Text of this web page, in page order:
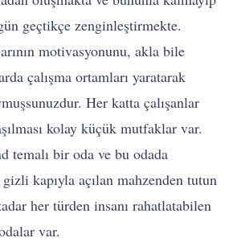
geçtikçe zenginleştirmekte.
motivasyonunu, akla bile
çalışma ortamları yaratarak
Her katta çalışanlar
kolay küçük mutfaklar var.
temalı bir oda ve bu odada
kapıyla açılan mahzenden tutun
her türden insanı rahatlatabilen
var.